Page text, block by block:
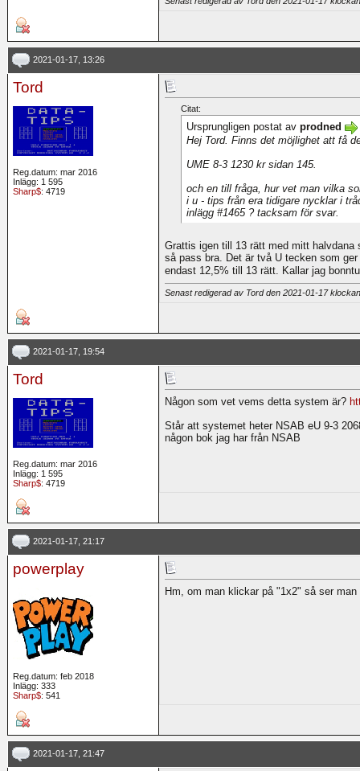
2021-01-17, 13:26
Tord
Reg.datum: mar 2016
Inlägg: 1 595
Sharp$: 4719
Citat:
Ursprungligen postat av prodned
Hej Tord. Finns det möjlighet att få
UME 8-3 1230 kr sidan 145.
och en till fråga, hur vet man vilka
i u - tips från era tidigare nycklar i
inlägg #1465 ? tacksam för svar.
Grattis igen till 13 rätt med mitt
så pass bra. Det är två U tecken som
endast 12,5% till 13 rätt. Kallar jag
Senast redigerad av Tord den 2021-01-17
2021-01-17, 19:54
Tord
Reg.datum: mar 2016
Inlägg: 1 595
Sharp$: 4719
Någon som vet vems detta system är?
Står att systemet heter NSAB eU 9-3
någon bok jag har från NSAB
2021-01-17, 21:17
powerplay
Reg.datum: feb 2018
Inlägg: 333
Sharp$: 541
Hm, om man klickar på "1x2" så ser
2021-01-17, 21:47